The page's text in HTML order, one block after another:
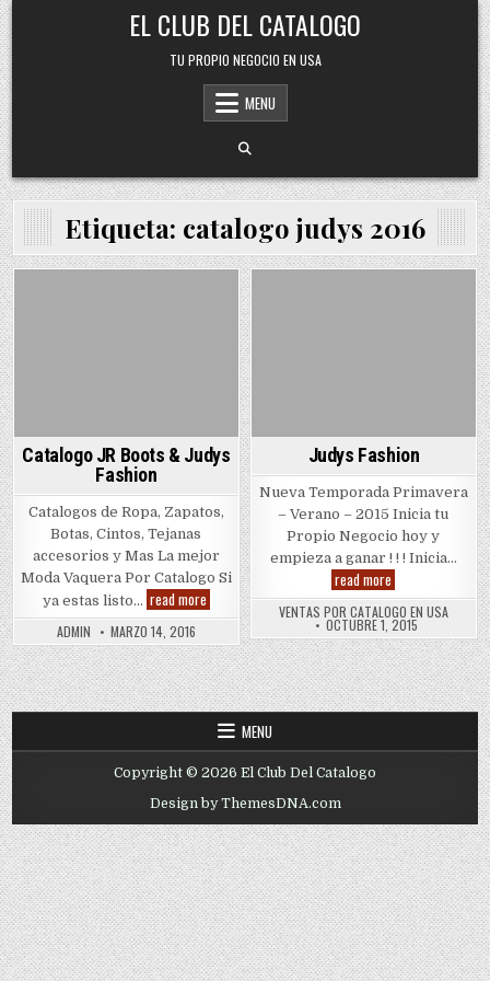
Skip
to
content
EL CLUB DEL CATALOGO
TU PROPIO NEGOCIO EN USA
MENU
Etiqueta: catalogo judys 2016
Catalogo JR Boots & Judys
Fashion
Catalogos de Ropa, Zapatos,
Botas, Cintos, Tejanas
accesorios y Mas La mejor
Moda Vaquera Por Catalogo Si
ya estas listo… read moreCatalogo
JR
&
Judys
Fashion
ADMIN MARZO 14, 2016
Judys Fashion
Nueva Temporada Primavera
– Verano – 2015 Inicia tu
Propio Negocio hoy y
empieza a ganar ! ! ! Inicia…
read more
Fashion
VENTAS POR CATALOGO EN USA
OCTUBRE 1, 2015
MENU
Copyright © 2026 El Club Del Catalogo
Design by ThemesDNA.com